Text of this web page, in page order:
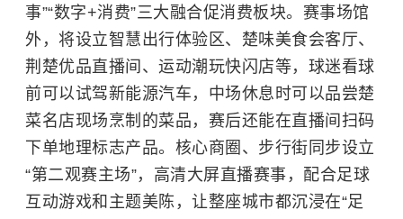
事”“数字+消费”三大融合促消费板块。赛事场馆
外，将设立智慧出行体验区、楚味美食会客厅、
荆楚优品直播间、运动潮玩快闪店等，球迷看球
前可以试驾新能源汽车，中场休息时可以品尝楚
菜名店现场烹制的菜品，赛后还能在直播间扫码
下单地理标志产品。核心商圈、步行街同步设立
“第二观赛主场”，高清大屏直播赛事，配合足球
互动游戏和主题美陈，让整座城市都沉浸在“足